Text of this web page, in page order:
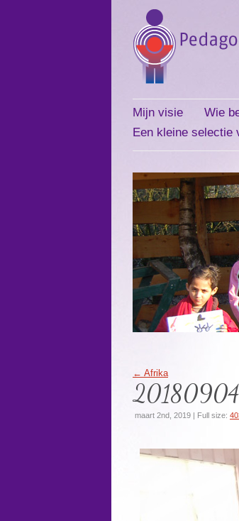
Mijn visie Wie
Een kleine selectie
← Afrika
maart 2nd, 2019 | Full size: